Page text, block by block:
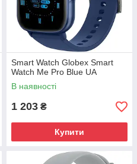
Smart Watch Globex Smart
Watch Me Pro Blue UA
В наявності
1 203 ₴
Купити